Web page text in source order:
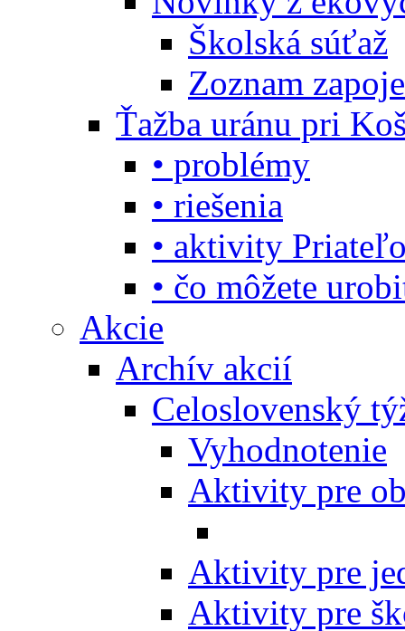
Školská súťaž
Zoznam
Ťažba uránu pri
• problémy
• riešenia
• aktivity
• čo môžete
Akcie
Archív akcií
Celoslovenský
Vyhodnotenie
Aktivity pre
Aktivity pre
Aktivity pre